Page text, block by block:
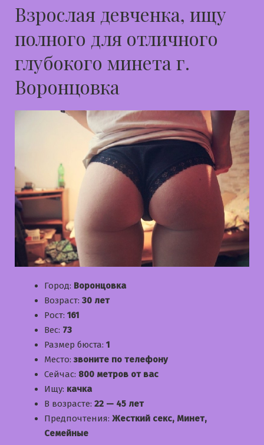
Взрослая девченка, ищу
полного для отличного
глубокого минета г.
Воронцовка
Город: Воронцовка
Возраст: 30 лет
Рост: 161
Вес: 73
Размер бюста: 1
Место:звоните по телефону
Сейчас: 800 метров от вас
Ищу: качка
В возрасте: 22 — 45 лет
Предпочтения: Жесткий секс, Минет,
Семейные